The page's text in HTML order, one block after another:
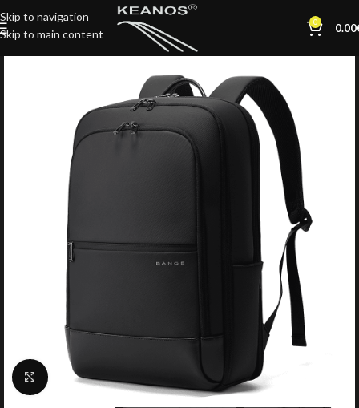
Skip to navigation
Skip to main content
0 0.00
Click to enlarge